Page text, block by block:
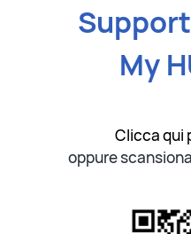
My
Clicca qui
oppure